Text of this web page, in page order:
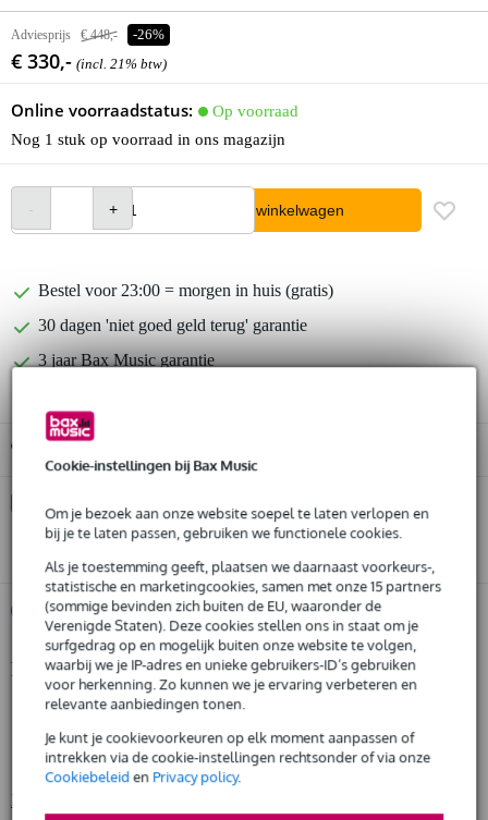
Cookie-instellingen bij Bax Music
Om je bezoek aan onze website soepel te laten verlopen en
bij je te laten passen, gebruiken we functionele cookies.
Als je toestemming geeft, plaatsen we daarnaast voorkeurs-,
statistische en marketingcookies, samen met onze 15 partners
(sommige bevinden zich buiten de EU, waaronder de
Verenigde Staten). Deze cookies stellen ons in staat om je
surfgedrag op en mogelijk buiten onze website te volgen,
waarbij we je IP-adres en unieke gebruikers-ID’s gebruiken
voor herkenning. Zo kunnen we je ervaring verbeteren en
relevante aanbiedingen tonen.
Je kunt je cookievoorkeuren op elk moment aanpassen of
intrekken via de cookie-instellingen rechtsonder of via onze
Cookiebeleiden Privacy policy.
Adviesprijs € 448,- -26%
€ 330,- (incl. 21% btw)
Online voorraadstatus:
Op voorraad
Nog 1 stuk op voorraad in ons magazijn
In winkelwagen
Bestel voor 23:00 = morgen in huis (gratis)
30 dagen 'niet goed geld terug' garantie
3 jaar Bax Music garantie
Gratis ophalen in de winkel
voordelen
Huur dit product
Huur dit product al vanaf 24 euro per maand
Huur meerdere producten tegelijk: min. € 300,- en max.
Gratisthuisbezorgd of op te halen in de winkel
Al na 4 maanden maandelijks opzegbaar
De mogelijkheid om je product(en) met korting te kopen
Productinformatie
Chauvet DJ Funfetti Shot
confettishooter
DMC-kanalen: 1